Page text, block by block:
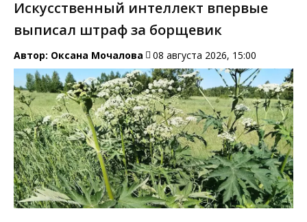
Искусственный интеллект впервые
выписал штраф за борщевик
Автор: Оксана Мочалова 08 августа 2026, 15:00